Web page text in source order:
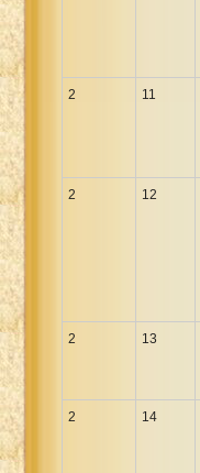
2 11
2 12
2 13
2 14